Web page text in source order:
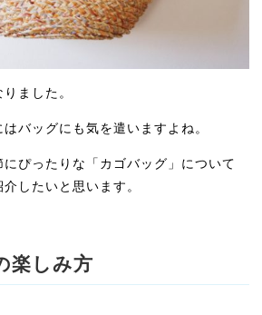
ました。
バッグにも気を遣いますよね。
ぴったりな「カゴバッグ」について
したいと思います。
楽しみ方